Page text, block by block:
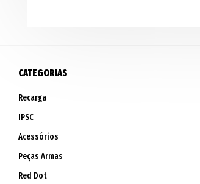
CATEGORIAS
Recarga
IPSC
Acessórios
Peças Armas
Red Dot